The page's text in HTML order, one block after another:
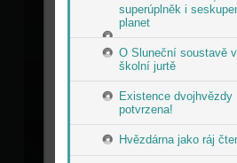
superúplněk i
planet
O Sluneční soustavě
školní jurtě
Existence dvojhvězdy
potvrzena!
Hvězdárna jako ráj